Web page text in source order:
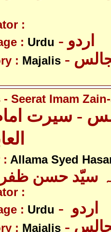
:
: Urdu - اردو
: Majalis
- Seerat Imam
- سیرت
: Allama Syed
سیّد حسن
:
: Urdu
: Majalis